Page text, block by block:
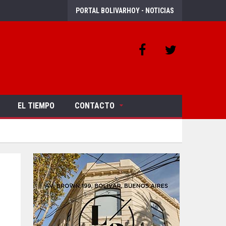
PORTAL BOLIVARHOY - NOTICIAS
EL TIEMPO CONTACTO